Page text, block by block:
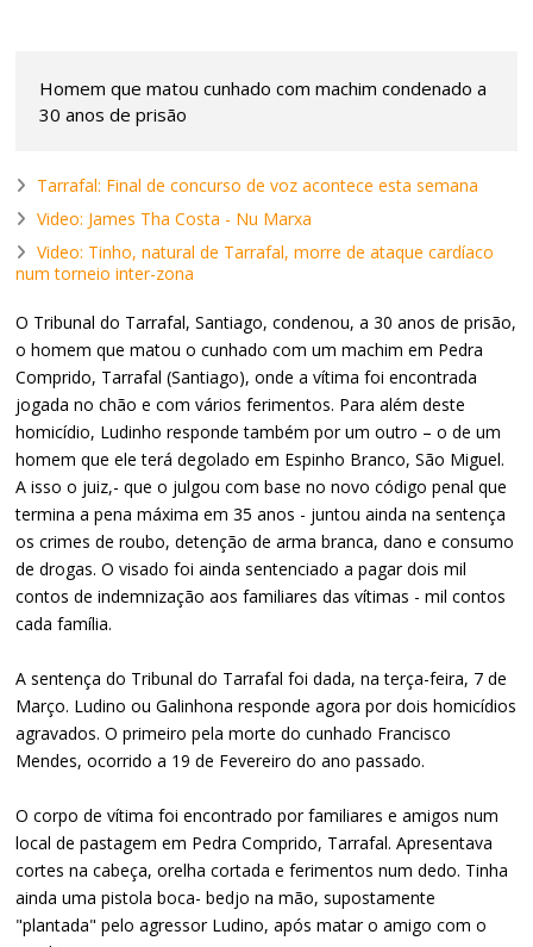
Homem que matou cunhado com machim condenado a
30 anos de prisão
Tarrafal: Final de concurso de voz acontece esta semana
Video: James Tha Costa - Nu Marxa
Video: Tinho, natural de Tarrafal, morre de ataque cardíaco
num torneio inter-zona
O Tribunal do Tarrafal, Santiago, condenou, a 30 anos de prisão,
o homem que matou o cunhado com um machim em Pedra
Comprido, Tarrafal (Santiago), onde a vítima foi encontrada
jogada no chão e com vários ferimentos. Para além deste
homicídio, Ludinho responde também por um outro – o de um
homem que ele terá degolado em Espinho Branco, São Miguel.
A isso o juiz,- que o julgou com base no novo código penal que
termina a pena máxima em 35 anos - juntou ainda na sentença
os crimes de roubo, detenção de arma branca, dano e consumo
de drogas. O visado foi ainda sentenciado a pagar dois mil
contos de indemnização aos familiares das vítimas - mil contos
cada família.
A sentença do Tribunal do Tarrafal foi dada, na terça-feira, 7 de
Março. Ludino ou Galinhona responde agora por dois homicídios
agravados. O primeiro pela morte do cunhado Francisco
Mendes, ocorrido a 19 de Fevereiro do ano passado.
O corpo de vítima foi encontrado por familiares e amigos num
local de pastagem em Pedra Comprido, Tarrafal. Apresentava
cortes na cabeça, orelha cortada e ferimentos num dedo. Tinha
ainda uma pistola boca- bedjo na mão, supostamente
"plantada" pelo agressor Ludino, após matar o amigo com o